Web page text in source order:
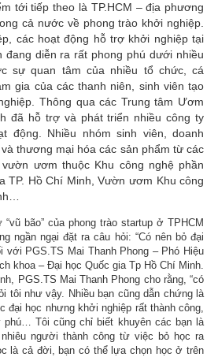
tới tiếp theo là TP.HCM – địa phương
cả nước về phong trào khởi nghiệp.
các hoạt động hỗ trợ khởi nghiệp tại
đang diễn ra rất phong phú dưới nhiều
sự quan tâm của nhiều tổ chức, cá
gia của các thanh niên, sinh viên tạo
Thông qua các Trung tâm Ươm
đã hỗ trợ và phát triển nhiều công ty
động. Nhiều nhóm sinh viên, doanh
thương mại hóa các sản phẩm từ các
ươm thuộc Khu công nghệ phần
TP. Hồ Chí Minh, Vườn ươm Khu công
bão” của phong trào startup ở TPHCM
ngần ngại đặt ra câu hỏi: “Có nên bỏ đại
với PGS.TS Mai Thanh Phong – Phó Hiệu
khoa – Đại học Quốc gia Tp Hồ Chí Minh.
PGS.TS Mai Thanh Phong cho rằng, “có
tôi như vậy. Nhiều bạn cũng dẫn chứng là
đại học nhưng khởi nghiệp rất thành công,
Tôi cũng chỉ biết khuyên các bạn là
người thành công từ việc bỏ học ra
là cả đời, bạn có thể lựa chọn học ở trên